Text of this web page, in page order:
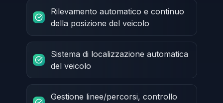
Rilevamento automatico e continuo
della posizione del veicolo
Sistema di localizzazione automatica
del veicolo
Gestione linee/percorsi, controllo